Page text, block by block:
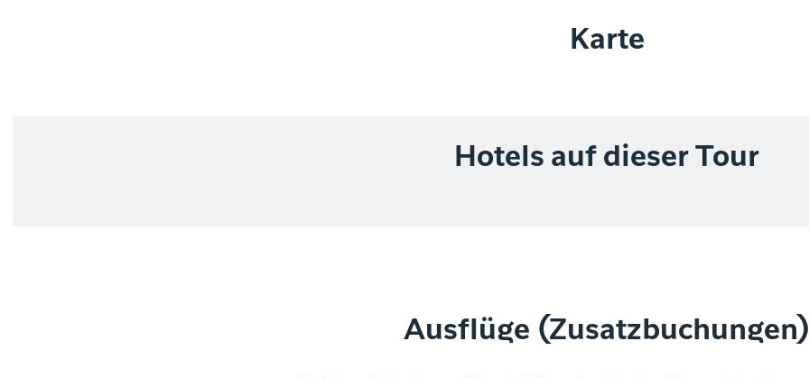
Karte
Hotels auf dieser Tour
Ausflüge (Zusatzbuchungen)